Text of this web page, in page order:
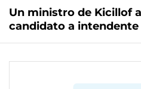
Un ministro de Kicillof
candidato a intendente